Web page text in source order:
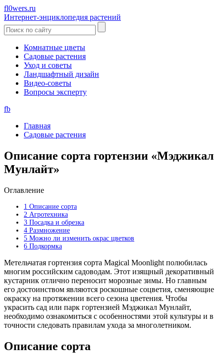
fl0wers.ru
Интернет-энциклопедия растений
Комнатные цветы
Садовые растения
Уход и советы
Ландшафтный дизайн
Видео-советы
Вопросы эксперту
fb
Главная
Садовые растения
Описание сорта гортензии «Мэджикал
Мунлайт»
Оглавление
1 Описание сорта
2 Агротехника
3 Посадка и обрезка
4 Размножение
5 Можно ли изменить окрас цветков
6 Подкормка
Метельчатая гортензия сорта Magical Moonlight полюбилась
многим российским садоводам. Этот изящный декоративный
кустарник отлично переносит морозные зимы. Но главным
его достоинством являются роскошные соцветия, сменяющие
окраску на протяжении всего сезона цветения. Чтобы
украсить сад или парк гортензией Мэджикал Мунлайт,
необходимо ознакомиться с особенностями этой культуры и в
точности следовать правилам ухода за многолетником.
Описание сорта